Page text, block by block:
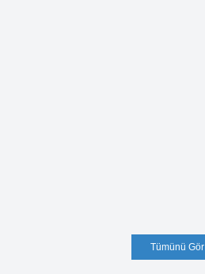
Tümünü Gör